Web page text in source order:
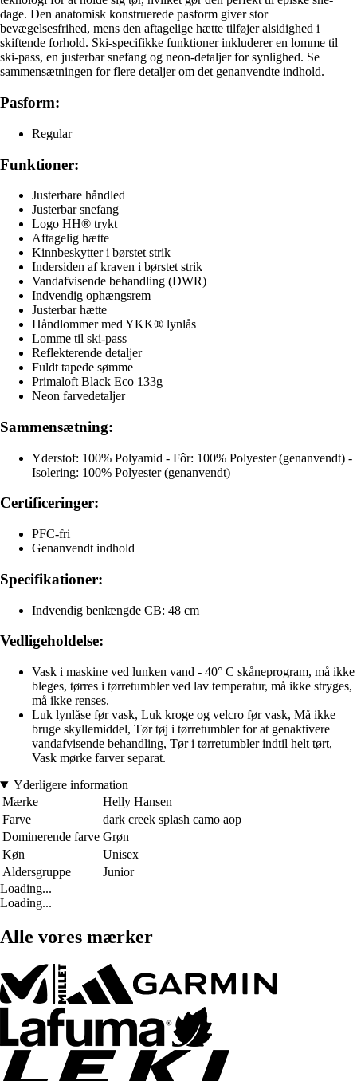
dage. Den anatomisk konstruerede pasform giver stor
bevægelsesfrihed, mens den aftagelige hætte tilføjer alsidighed i
skiftende forhold. Ski-specifikke funktioner inkluderer en lomme til
ski-pass, en justerbar snefang og neon-detaljer for synlighed. Se
sammensætningen for flere detaljer om det genanvendte indhold.
Pasform:
Regular
Funktioner:
Justerbare håndled
Justerbar snefang
Logo HH® trykt
Aftagelig hætte
Kinnbeskytter i børstet strik
Indersiden af kraven i børstet strik
Vandafvisende behandling (DWR)
Indvendig ophængsrem
Justerbar hætte
Håndlommer med YKK® lynlås
Lomme til ski-pass
Reflekterende detaljer
Fuldt tapede sømme
Primaloft Black Eco 133g
Neon farvedetaljer
Sammensætning:
Yderstof: 100% Polyamid - Fôr: 100% Polyester (genanvendt) -
Isolering: 100% Polyester (genanvendt)
Certificeringer:
PFC-fri
Genanvendt indhold
Specifikationer:
Indvendig benlængde CB: 48 cm
Vedligeholdelse:
Vask i maskine ved lunken vand - 40° C skåneprogram, må ikke
bleges, tørres i tørretumbler ved lav temperatur, må ikke stryges,
må ikke renses.
Luk lynlåse før vask, Luk kroge og velcro før vask, Må ikke
bruge skyllemiddel, Tør tøj i tørretumbler for at genaktivere
vandafvisende behandling, Tør i tørretumbler indtil helt tørt,
Vask mørke farver separat.
Yderligere information
Mærke
Helly Hansen
Farve
dark creek splash camo aop
Dominerende farve Grøn
Køn
Unisex
Aldersgruppe
Junior
Loading...
Loading...
Alle vores mærker